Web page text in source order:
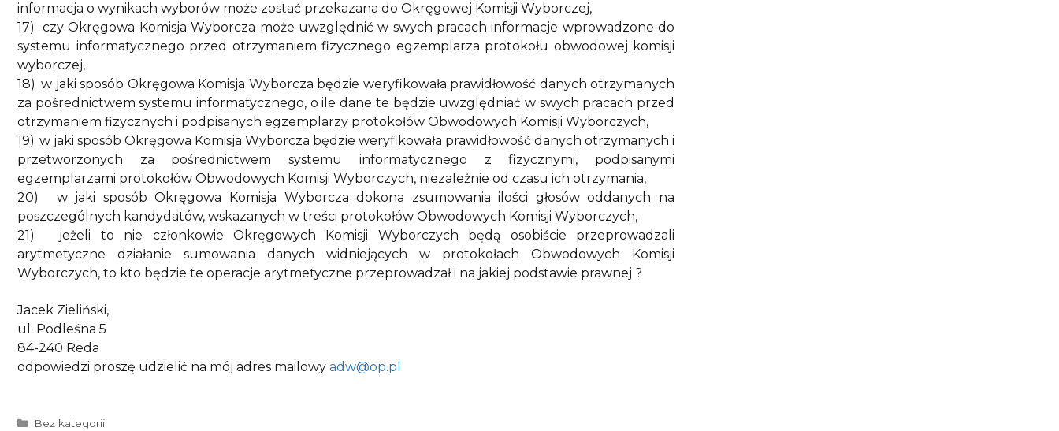
informacja o wynikach wyborów może zostać przekazana do Okręgowej Komisji Wyborczej,
17)
czy Okręgowa Komisja Wyborcza może uwzględnić w swych pracach informacje wprowadzone do
systemu informatycznego przed otrzymaniem fizycznego egzemplarza protokołu obwodowej komisji
wyborczej,
18) w jaki sposób Okręgowa Komisja Wyborcza będzie weryfikowała prawidłowość danych otrzymanych
za pośrednictwem systemu informatycznego, o ile dane te będzie uwzględniać w swych pracach przed
otrzymaniem fizycznych i podpisanych egzemplarzy protokołów Obwodowych Komisji Wyborczych,
19) w jaki sposób Okręgowa Komisja Wyborcza będzie weryfikowała prawidłowość danych otrzymanych i
przetworzonych za pośrednictwem systemu informatycznego z fizycznymi, podpisanymi
egzemplarzami protokołów Obwodowych Komisji Wyborczych, niezależnie od czasu ich otrzymania,
20)
w jaki sposób Okręgowa Komisja Wyborcza dokona zsumowania ilości głosów oddanych na
poszczególnych kandydatów, wskazanych w treści protokołów Obwodowych Komisji Wyborczych,
21)
jeżeli to nie członkowie Okręgowych Komisji Wyborczych będą osobiście przeprowadzali
arytmetyczne działanie sumowania danych widniejących w protokołach Obwodowych Komisji
Wyborczych, to kto będzie te operacje arytmetyczne przeprowadzał i na jakiej podstawie prawnej ?
Jacek Zieliński,
ul. Podleśna 5
84-240 Reda
odpowiedzi proszę udzielić na mój adres mailowy adw@op.pl
Kategorie
Bez kategorii